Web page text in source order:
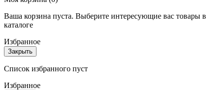
Ваша корзина пуста. Выберите интересующие вас товары в
каталоге
Избранное
Закрыть
Список избранного пуст
Избранное